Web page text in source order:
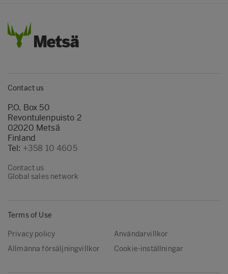
Contact us
P.O. Box 50
Revontulenpuisto 2
02020 Metsä
Finland
Tel: +358 10 4605
Contact us
Global sales network
Terms of Use
Privacy policy
Användarvillkor
Allmänna försäljningvillkor
Cookie-inställningar